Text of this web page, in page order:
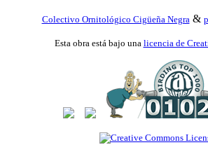
Colectivo Ornitológico Cigüeña Negra &
Esta obra está bajo una licencia de